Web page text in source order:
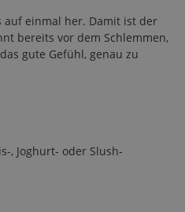
auf einmal her. Damit ist der
bereits vor dem Schlemmen,
gute Gefühl, genau zu
, Joghurt- oder Slush-